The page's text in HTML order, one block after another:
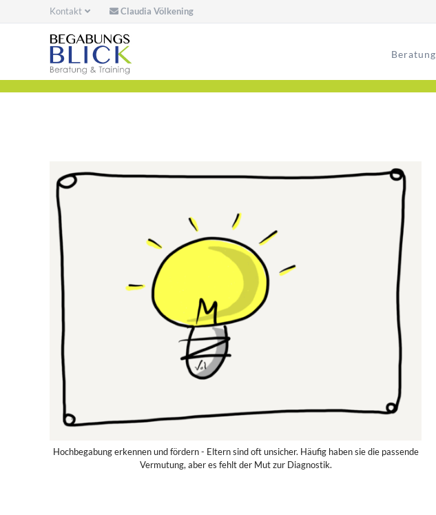
Kontakt Claudia Völkening
Beratung
Hochbegabung erkennen und fördern - Eltern sind oft unsicher. Häufig haben sie die passende
Vermutung, aber es fehlt der Mut zur Diagnostik.